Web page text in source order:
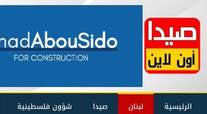
الرئيسية لبنان صيدا شؤون فلسطينية